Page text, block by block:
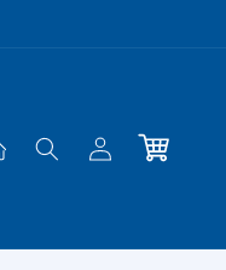
EinloggenWarenkorb